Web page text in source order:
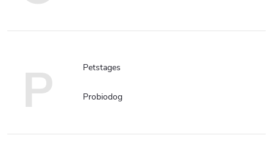
P Petstages
Probiodog